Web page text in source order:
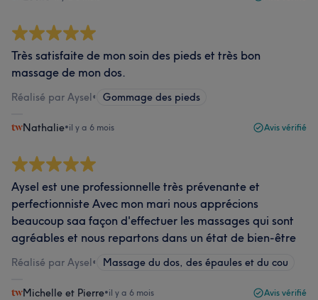
Très satisfaite de mon soin des pieds et très bon
massage de mon dos.
Réalisé par Aysel• Gommage des pieds
Nathalie•il y a 6 mois Avis vérifié
Aysel est une professionnelle très prévenante et
perfectionniste Avec mon mari nous apprécions
beaucoup saa façon d'effectuer les massages qui sont
agréables et nous repartons dans un état de bien-être
Réalisé par Aysel• Massage du dos, des épaules et du cou
Michelle et Pierre•il y a 6 mois Avis vérifié